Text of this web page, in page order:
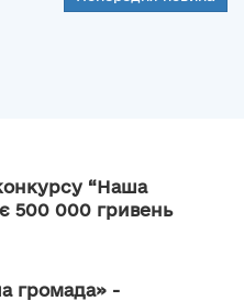
“Наша
500 000 гривень
громада» -